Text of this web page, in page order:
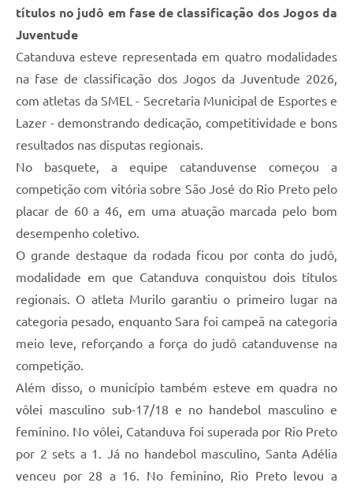
Jornal
Agenda
Diário Oficial
Editais
títulos no judô em fase de classificação dos Jogos da
Juventude
Catanduva esteve representada em quatro modalidades
na fase de classificação dos Jogos da Juventude 2026,
com atletas da SMEL - Secretaria Municipal de Esportes e
Lazer - demonstrando dedicação, competitividade e bons
resultados nas disputas regionais.
No basquete, a equipe catanduvense começou a
competição com vitória sobre São José do Rio Preto pelo
placar de 60 a 46, em uma atuação marcada pelo bom
desempenho coletivo.
O grande destaque da rodada ficou por conta do judô,
modalidade em que Catanduva conquistou dois títulos
regionais. O atleta Murilo garantiu o primeiro lugar na
categoria pesado, enquanto Sara foi campeã na categoria
meio leve, reforçando a força do judô catanduvense na
competição.
Além disso, o município também esteve em quadra no
vôlei masculino sub-17/18 e no handebol masculino e
feminino. No vôlei, Catanduva foi superada por Rio Preto
por 2 sets a 1. Já no handebol masculino, Santa Adélia
venceu por 28 a 16. No feminino, Rio Preto levou a